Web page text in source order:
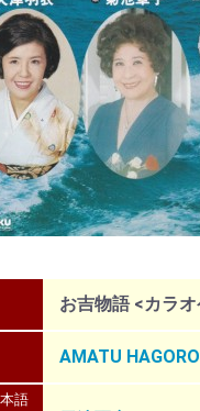
お吉物語 <カラオ
AMATU
語